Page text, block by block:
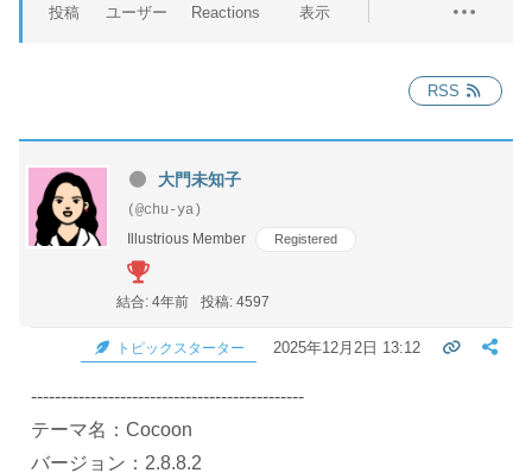
投稿 ユーザー Reactions 表示
RSS
大門未知子
(@chu-ya)
Illustrious Member
Registered
結合: 4年前 投稿: 4597
トピックスターター 2025年12月2日 13:12
----------------------------------------------
テーマ名：Cocoon
バージョン：2.8.8.2